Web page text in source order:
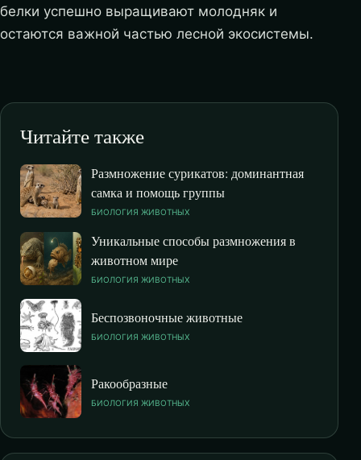
белки успешно выращивают молодняк и
остаются важной частью лесной экосистемы.
Читайте также
Размножение сурикатов: доминантная
самка и помощь группы
БИОЛОГИЯ ЖИВОТНЫХ
Уникальные способы размножения в
животном мире
БИОЛОГИЯ ЖИВОТНЫХ
Беспозвоночные животные
БИОЛОГИЯ ЖИВОТНЫХ
Ракообразные
БИОЛОГИЯ ЖИВОТНЫХ